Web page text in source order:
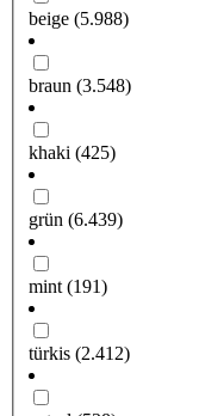
beige (5.988)
braun (3.548)
khaki (425)
grün (6.439)
mint (191)
türkis (2.412)